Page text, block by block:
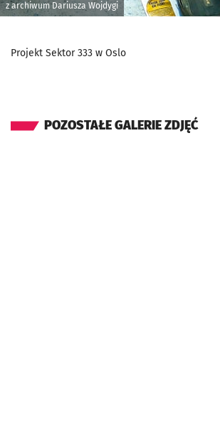
z archiwum Dariusza Wojdygi
Projekt Sektor 333 w Oslo
POZOSTAŁE GALERIE ZDJĘĆ